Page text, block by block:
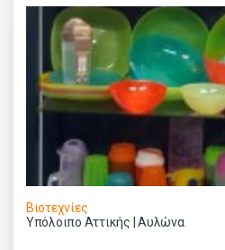
Βιοτεχνίες
Υπόλοιπο Αττικής | Αυλώνα